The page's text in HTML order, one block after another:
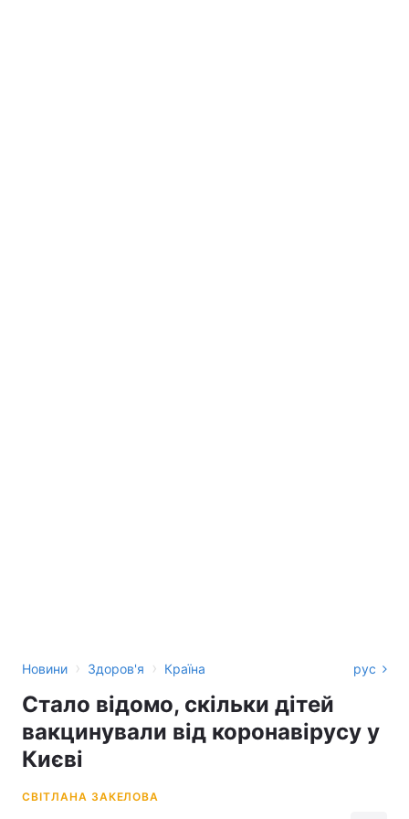
Новини › Здоров'я › Країна рус
Стало відомо, скільки дітей
вакцинували від коронавірусу у
Києві
СВІТЛАНА ЗАКЕЛОВА